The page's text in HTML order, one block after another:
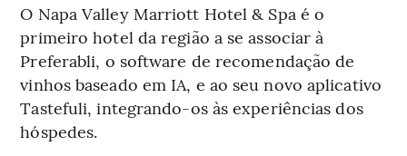
O Napa Valley Marriott Hotel & Spa é o
primeiro hotel da região a se associar à
Preferabli, o software de recomendação de
vinhos baseado em IA, e ao seu novo aplicativo
Tastefuli, integrando-os às experiências dos
hóspedes.